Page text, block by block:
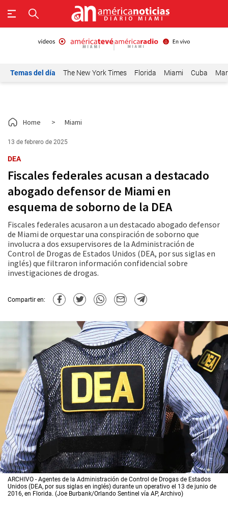
Temas del día The New York Times Florida Miami Cuba
Home > Miami
13 de febrero de 2025
DEA
Fiscales federales acusan a destacado
abogado defensor de Miami en
esquema de soborno de la DEA
Fiscales federales acusaron a un destacado abogado defensor
de Miami de orquestar una conspiración de soborno que
involucra a dos exsupervisores de la Administración de
Control de Drogas de Estados Unidos (DEA, por sus siglas en
inglés) que filtraron información confidencial sobre
investigaciones de drogas.
Compartir en:
ARCHIVO - Agentes de la Administración de Control de Drogas de Estados
Unidos (DEA, por sus siglas en inglés) durante un operativo el 13 de junio de
2016, en Florida. (Joe Burbank/Orlando Sentinel vía AP, Archivo)